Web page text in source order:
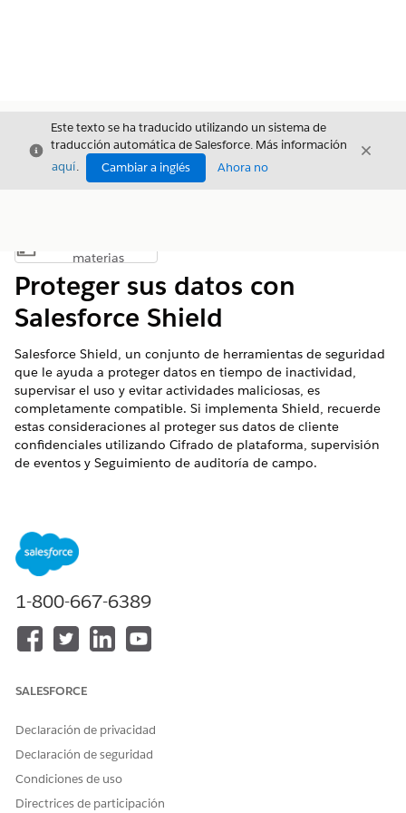
Cerrar
Este texto se ha traducido utilizando un sistema de
traducción automática de Salesforce. Más información
aquí. Cambiar a inglés Ahora no
Cerrar
Mostrar índice de materias
materias
Proteger sus datos con
Salesforce Shield
Salesforce Shield, un conjunto de herramientas de seguridad
que le ayuda a proteger datos en tiempo de inactividad,
supervisar el uso y evitar actividades maliciosas, es
completamente compatible. Si implementa Shield, recuerde
estas consideraciones al proteger sus datos de cliente
confidenciales utilizando Cifrado de plataforma, supervisión
de eventos y Seguimiento de auditoría de campo.
funcionan las herramientas de seguridad Salesforce Shield.
Utilice esa información junto con estas consideraciones
importantes al implementar la seguridad para Financial
NOTAFinancial Services Cloud no admite Cifrado clásico,
componentes. Para obtener más información acerca de las
diferencias entre Classic Encryption y Salesforce Shield,
consulte¿Cuál es la diferencia entre Classic Encryption y
Shield Platform Encryption?
1-800-667-6389
SALESFORCE
Declaración de privacidad
Declaración de seguridad
Condiciones de uso
Directrices de participación